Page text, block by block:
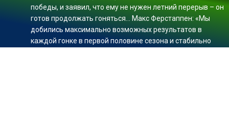
победы, и заявил, что ему не нужен летний перерыв – он
готов продолжать гоняться... Макс Ферстаппен: «Мы
добились максимально возможных результатов в
каждой гонке в первой половине сезона и стабильно